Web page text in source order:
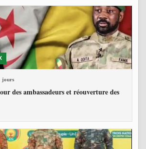
des ambassadeurs et réouverture des